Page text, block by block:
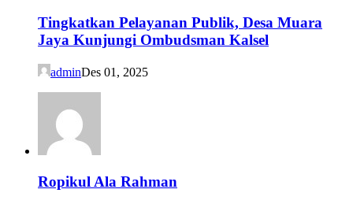
Tingkatkan Pelayanan Publik, Desa Muara
Jaya Kunjungi Ombudsman Kalsel
adminDes 01, 2025
Ropikul Ala Rahman